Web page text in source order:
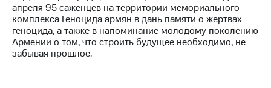
Интервью
Финансовая
отчетность
апреля 95 саженцев на территории мемориального
комплекса Геноцида армян в дань памяти о жертвах
геноцида, а также в напоминание молодому поколению
Армении о том, что строить будущее необходимо, не
забывая прошлое.